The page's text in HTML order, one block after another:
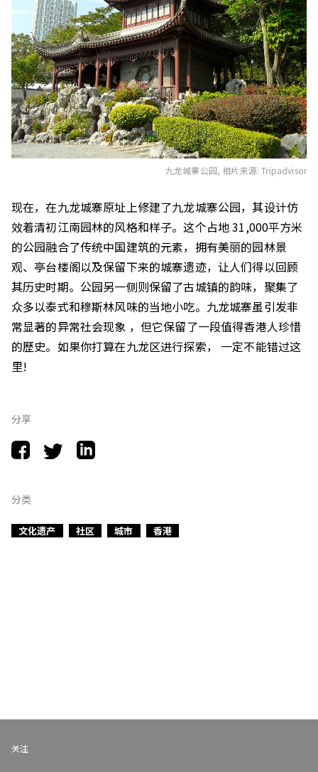
九龙城寨公园, 相片来源: Tripadvisor
现在，在九龙城寨原址上修建了九龙城寨公园，其设计仿
效着清初江南园林的风格和样子。这个占地 31,000平方米
的公园融合了传统中国建筑的元素，拥有美丽的园林景
观、亭台楼阁以及保留下来的城寨遗迹，让人们得以回顾
其历史时期。公园另一侧则保留了古城镇的韵味，聚集了
众多以泰式和穆斯林风味的当地小吃。九龙城寨虽引发非
常显著的异常社会现象 ，但它保留了一段值得香港人珍惜
的歷史。如果你打算在九龙区进行探索， 一定不能错过这
里!
分享
分类
文化遗产 社区 城市 香港
关注